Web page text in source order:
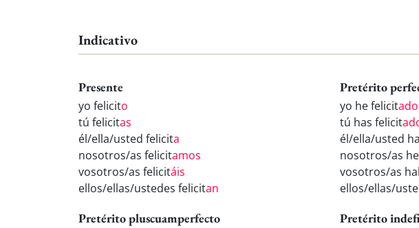
Indicativo
Presente
yo felicito
tú felicitas
él/ella/usted felicita
nosotros/as felicitamos
vosotros/as felicitáis
ellos/ellas/ustedes felicitan
Pretérito
yo he felicitado
tú has felicit
él/ella/usted
nosotros/as
vosotros/as
ellos/ellas/
Pretérito pluscuamperfecto Pretérito